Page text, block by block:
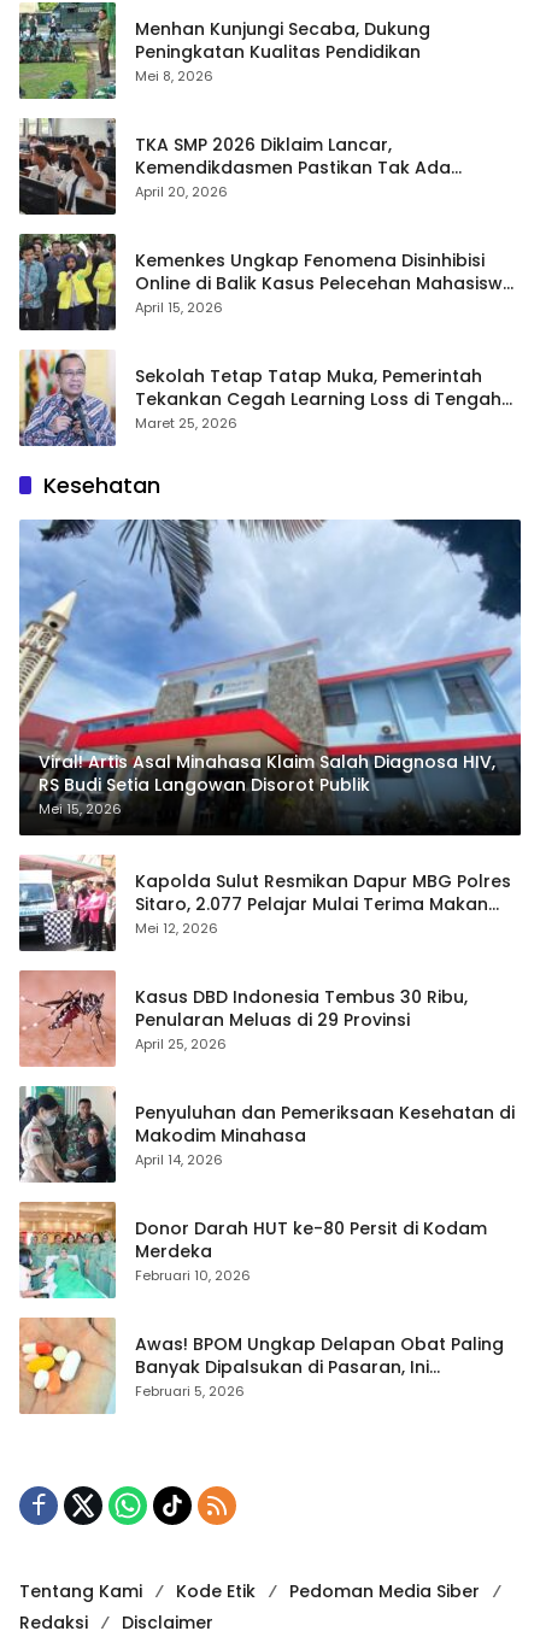
Menhan Kunjungi Secaba, Dukung
Peningkatan Kualitas Pendidikan
Mei 8, 2026
TKA SMP 2026 Diklaim Lancar,
Kemendikdasmen Pastikan Tak Ada
Kebocoran Soal
April 20, 2026
Kemenkes Ungkap Fenomena Disinhibisi
Online di Balik Kasus Pelecehan Mahasiswa
FH UI
April 15, 2026
Sekolah Tetap Tatap Muka, Pemerintah
Tekankan Cegah Learning Loss di Tengah
Krisis Global
Maret 25, 2026
Kesehatan
Viral! Artis Asal Minahasa Klaim Salah Diagnosa HIV,
RS Budi Setia Langowan Disorot Publik
Mei 15, 2026
Kapolda Sulut Resmikan Dapur MBG Polres
Sitaro, 2.077 Pelajar Mulai Terima Makan
Gratis
Mei 12, 2026
Kasus DBD Indonesia Tembus 30 Ribu,
Penularan Meluas di 29 Provinsi
April 25, 2026
Penyuluhan dan Pemeriksaan Kesehatan di
Makodim Minahasa
April 14, 2026
Donor Darah HUT ke-80 Persit di Kodam
Merdeka
Februari 10, 2026
Awas! BPOM Ungkap Delapan Obat Paling
Banyak Dipalsukan di Pasaran, Ini
Daftarnya
Februari 5, 2026
Tentang Kami Kode Etik
Pedoman Media Siber
Redaksi
Disclaimer